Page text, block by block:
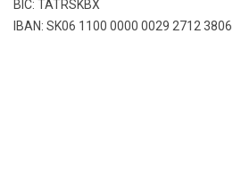
BIC: TATRSKBX
IBAN: SK06 1100 0000 0029 2712 3806